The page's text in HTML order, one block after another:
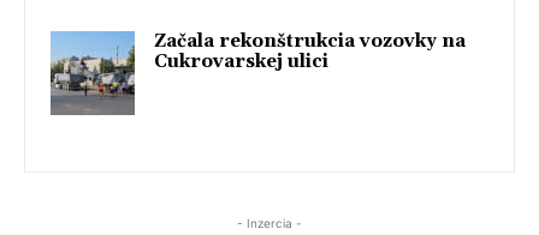
Začala rekonštrukcia vozovky na
Cukrovarskej ulici
- Inzercia -